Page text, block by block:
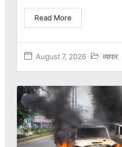
August 7, 2026 व्यापार
Read More